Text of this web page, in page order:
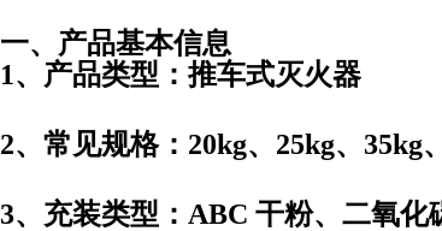
一、产品基本信息
1、产品类型 ：推车式灭火器
2、常见规格：20kg、25kg、35kg
3、充装类型 ：ABC 干粉、二氧